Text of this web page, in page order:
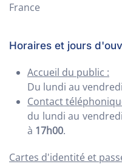
France
Horaires et jours
Accueil du public :
Du lundi au
Contact
du lundi au
à 17h00.
Cartes d'identité et